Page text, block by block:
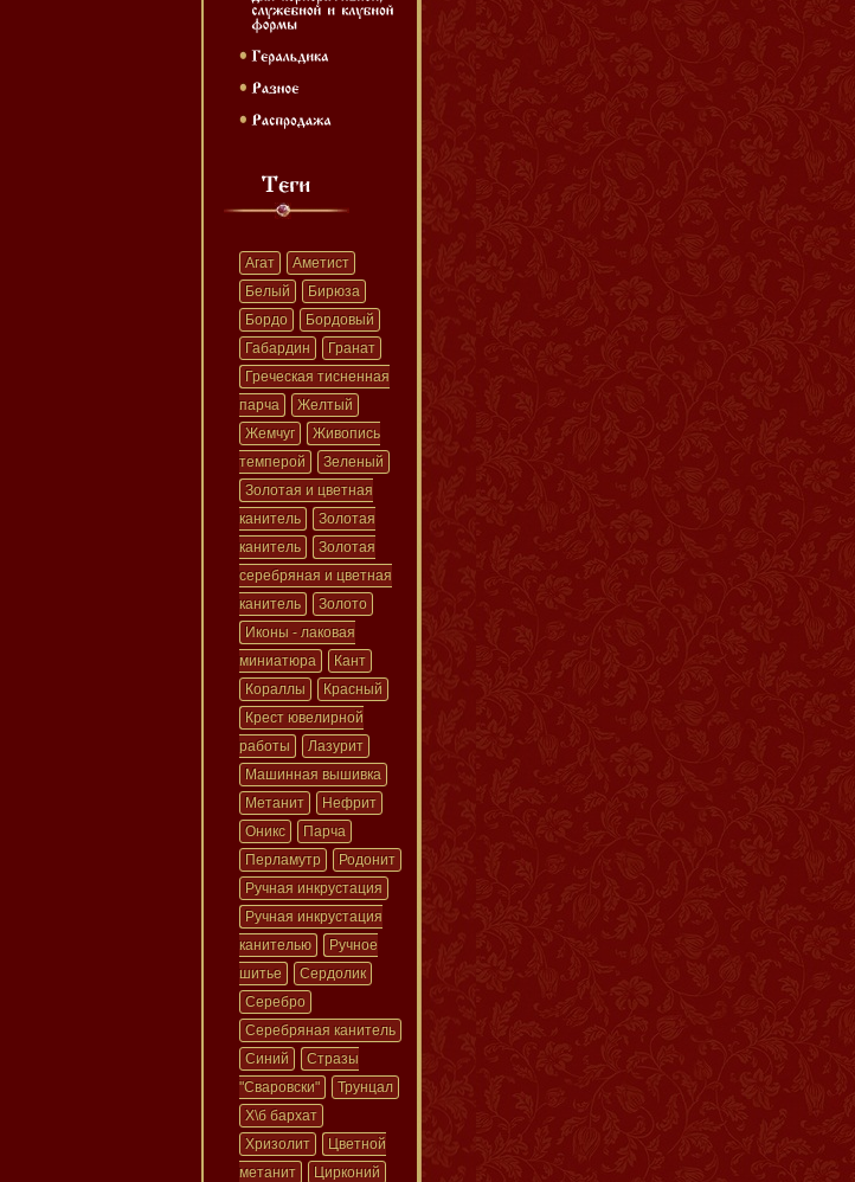
Агат
Аметист
Белый
Бирюза
Бордо
Бордовый
Габардин
Гранат
Греческая тисненная
парча
Желтый
Жемчуг
Живопись
темперой
Зеленый
Золотая и цветная
канитель
Золотая
канитель
Золотая
серебряная и цветная
канитель
Золото
Иконы - лаковая
миниатюра
Кант
Кораллы
Красный
Крест ювелирной
работы
Лазурит
Машинная вышивка
Метанит
Нефрит
Оникс
Парча
Перламутр
Родонит
Ручная инкрустация
Ручная инкрустация
канителью
Ручное
шитье
Сердолик
Серебро
Серебряная канитель
Синий
Стразы
"Сваровски"
Трунцал
Х\б бархат
Хризолит
Цветной
метанит
Цирконий